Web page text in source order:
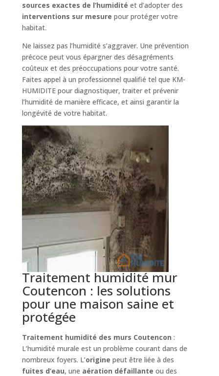
sources exactes de l’humidité et d’adopter des
interventions sur mesure pour protéger votre
habitat.
Ne laissez pas l’humidité s’aggraver. Une prévention
précoce peut vous épargner des désagréments
coûteux et des préoccupations pour votre santé.
Faites appel à un professionnel qualifié tel que KM-
HUMIDITE pour diagnostiquer, traiter et prévenir
l’humidité de manière efficace, et ainsi garantir la
longévité de votre habitat.
Traitement humidité mur
Coutencon : les solutions
pour une maison saine et
protégée
Traitement humidité des murs Coutencon :
L’humidité murale est un problème courant dans de
nombreux foyers. L’origine peut être liée à des
fuites d’eau, une aération défaillante ou des